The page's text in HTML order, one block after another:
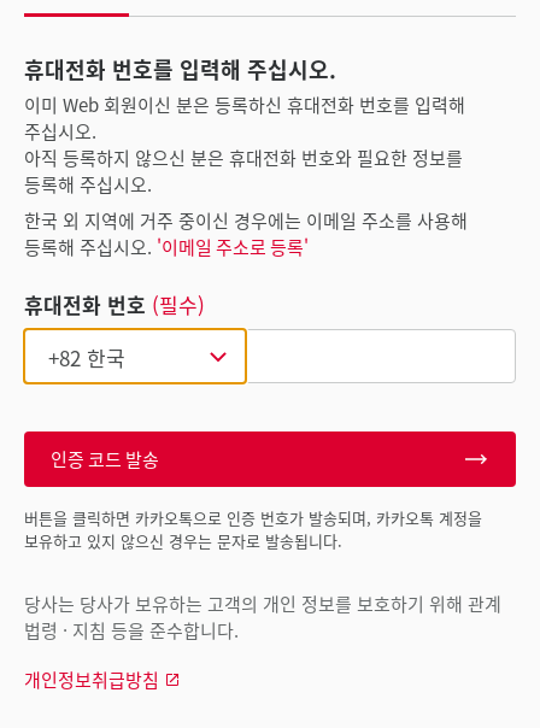
휴대전화 번호를 입력해 주십시오.
이미 Web 회원이신 분은 등록하신 휴대전화 번호를 입력해
주십시오.
아직 등록하지 않으신 분은 휴대전화 번호와 필요한 정보를
등록해 주십시오.
한국 외 지역에 거주 중이신 경우에는 이메일 주소를 사용해
등록해 주십시오. '이메일 주소로 등록'
휴대전화 번호 (필수)
인증 코드 발송
버튼을 클릭하면 카카오톡으로 인증 번호가 발송되며, 카카오톡 계정을
보유하고 있지 않으신 경우는 문자로 발송됩니다.
당사는 당사가 보유하는 고객의 개인 정보를 보호하기 위해 관계
법령 · 지침 등을 준수합니다.
개인정보취급방침